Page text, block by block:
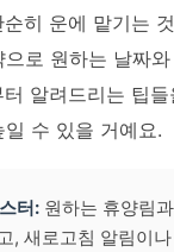
히 운에 맡기는
로 원하는 날짜
알려드리는 팁
수 있을 거예요.
터: 원하는 휴양림
, 새로고침 알림이